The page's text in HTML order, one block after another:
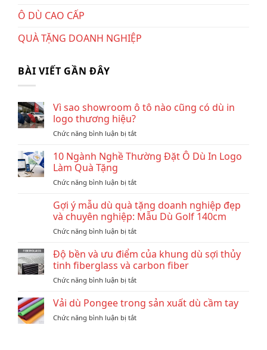
Ô DÙ CAO CẤP
QUÀ TẶNG DOANH NGHIỆP
BÀI VIẾT GẦN ĐÂY
Vì sao showroom ô tô nào cũng có dù in
logo thương hiệu?
Chức năng bình luận bị tắtở
sao
showroom
tô
cũng
có
in
thương
hiệu?
10 Ngành Nghề Thường Đặt Ô Dù In Logo
Làm Quà Tặng
Chức năng bình luận bị tắtở
Ngành
Nghề
Thường
Đặt
Dù
In
Làm
Tặng
Gợi ý mẫu dù quà tặng doanh nghiệp đẹp
và chuyên nghiệp: Mẫu Dù Golf 140cm
Chức năng bình luận bị tắtở
ý
mẫu
dù
quà
doanh
nghiệp
đẹp
Độ bền và ưu điểm của khung dù sợi thủy
tinh fiberglass và carbon fiber
Chức năng bình luận bị tắtở
bền
và
ưu
Vải dù Pongee trong sản xuất dù cầm tay
Chức năng bình luận bị tắtở